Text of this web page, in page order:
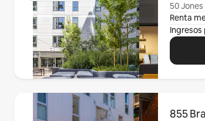
50
Renta
Mostrando 0 de 0 elementos
855